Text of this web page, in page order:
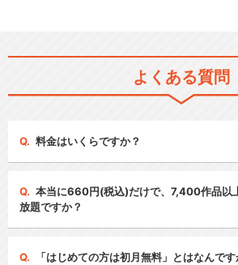
よくある質問
料金はいくらですか？
本当に660円(税込)だけで、7,400作品以
放題ですか？
「はじめての方は初月無料」とはなんです